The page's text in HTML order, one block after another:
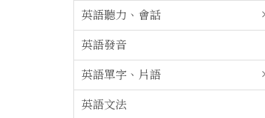
英語聽力、會話
英語發音
英語單字、片語
英語文法